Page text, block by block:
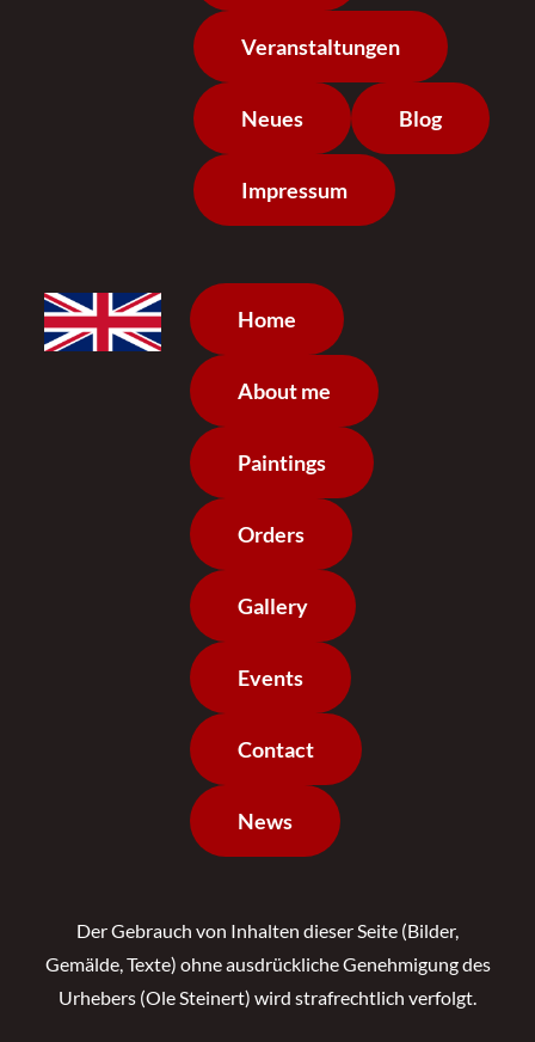
Veranstaltungen
Neues Blog
Impressum
Home
About me
Paintings
Orders
Gallery
Events
Contact
News
Der Gebrauch von Inhalten dieser Seite (Bilder,
Gemälde, Texte) ohne ausdrückliche Genehmigung des
Urhebers (Ole Steinert) wird strafrechtlich verfolgt.